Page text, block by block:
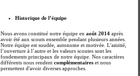
Historique de l’équipe
Nous avons constitué notre équipe en août 2014 après
avoir été aux scouts ensemble pendant plusieurs années.
Notre équipe est soudée, autonome et motivée. L'amitié,
l’ouverture à l’autre et les valeurs scoutes sont les
fondements principaux de notre équipe. Nos caractères
différents nous rendentcomplémentaires et nous
permettent d'avoir diverses approches.